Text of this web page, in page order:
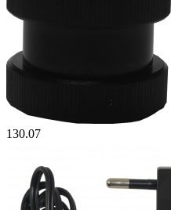
130.07